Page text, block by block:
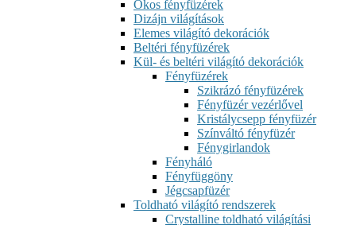
Okos fényfüzérek
Dizájn világítások
Elemes világító dekorációk
Beltéri fényfüzérek
Kül- és beltéri világító dekorációk
Fényfüzérek
Szikrázó fényfüzérek
Fényfüzér vezérlővel
Kristálycsepp fényfüzér
Színváltó fényfüzér
Fénygirlandok
Fényháló
Fényfüggöny
Jégcsapfüzér
Toldható világító rendszerek
Crystalline toldható világítási